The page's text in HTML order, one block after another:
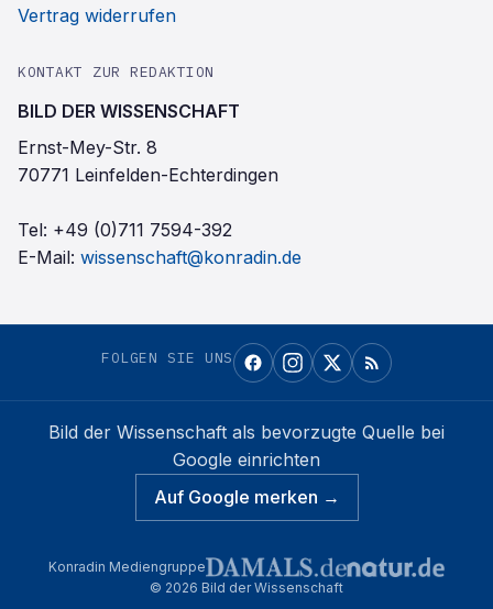
Vertrag widerrufen
KONTAKT ZUR REDAKTION
BILD DER WISSENSCHAFT
Ernst-Mey-Str. 8
70771 Leinfelden-Echterdingen
Tel: +49 (0)711 7594-392
E-Mail: wissenschaft@konradin.de
FOLGEN SIE UNS
Bild der Wissenschaft als bevorzugte Quelle bei
Google einrichten
Auf Google merken →
Konradin Mediengruppe
© 2026 Bild der Wissenschaft